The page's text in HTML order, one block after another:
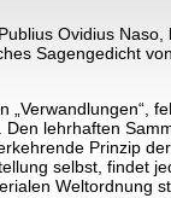
Ovidius
Sagengedicht
lehrhaften
Prinzip
selbst, findet
Weltordnung